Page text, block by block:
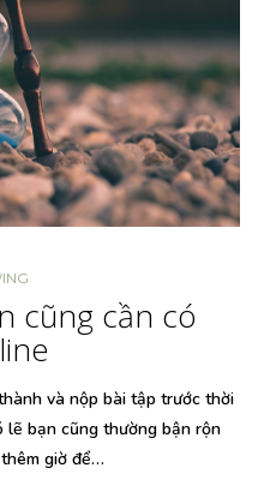
cũng cần có
và nộp bài tập trước thời
lẽ bạn cũng thường bận rộn
giờ để…